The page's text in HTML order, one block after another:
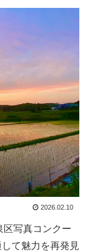
2026.02.10
区写真コンクー
て魅力を再発見